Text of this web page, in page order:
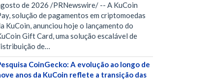
de 2026 /PRNewswire/ -- A KuCoin
solução de pagamentos em criptomoedas
KuCoin, anunciou hoje o lançamento do
Gift Card, uma solução escalável de
de…
CoinGecko: A evolução ao longo de
anos da KuCoin reflete a transição das